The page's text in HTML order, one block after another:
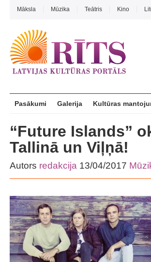
Māksla Mūzika Teātris Kino
Pasākumi Galerija Kultūras
“Future Islands”
Tallinā un Viļņā!
Autors redakcija 13/04/2017